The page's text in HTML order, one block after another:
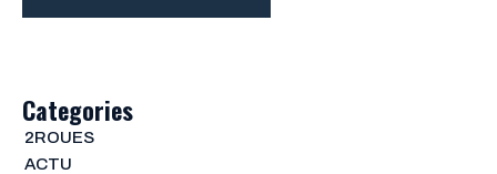
Categories
2ROUES
ACTU